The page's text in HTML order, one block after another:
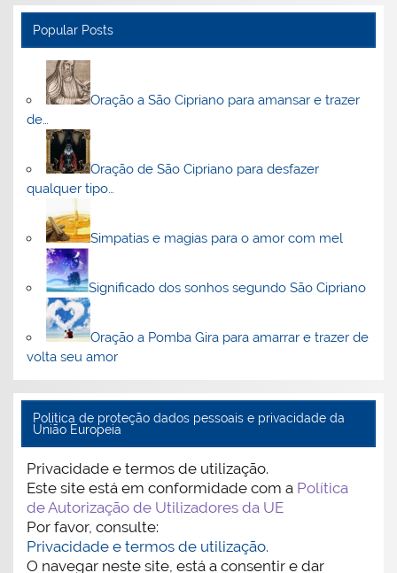
Popular Posts
Oração a São Cipriano para amansar e trazer
de…
Oração de São Cipriano para desfazer
qualquer tipo…
Simpatias e magias para o amor com mel
Significado dos sonhos segundo São Cipriano
Oração a Pomba Gira para amarrar e trazer de
volta seu amor
Politica de proteção dados pessoais e privacidade da
União Europeia
Privacidade e termos de utilização.
Este site está em conformidade com a Política
de Autorização de Utilizadores da UE
Por favor, consulte:
Privacidade e termos de utilização.
O navegar neste site, está a consentir e dar